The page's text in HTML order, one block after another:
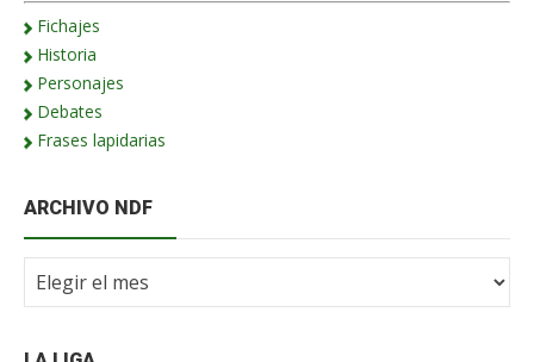
Fichajes
Historia
Personajes
Debates
Frases lapidarias
ARCHIVO NDF
Archivo